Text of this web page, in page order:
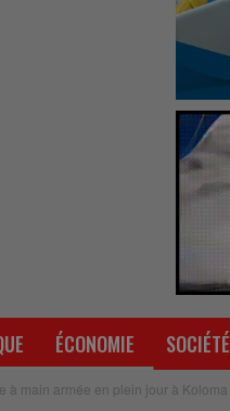
ÉCONOMIE SOCIÉTÉ
à main armée en plein jour à Koloma